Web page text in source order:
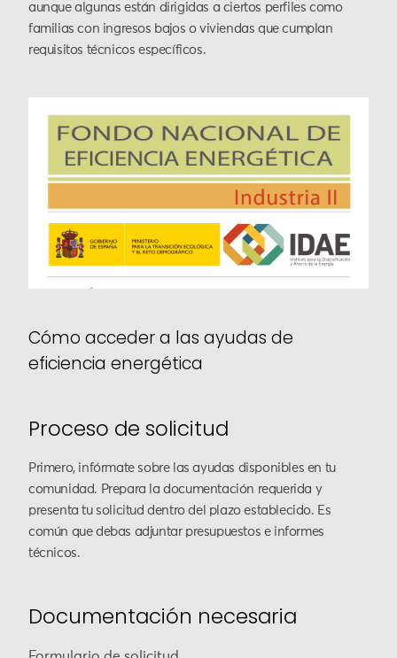
aunque algunas están dirigidas a ciertos perfiles como
familias con ingresos bajos o viviendas que cumplan
requisitos técnicos específicos.
Cómo acceder a las ayudas de
eficiencia energética
Proceso de solicitud
Primero, infórmate sobre las ayudas disponibles en tu
comunidad. Prepara la documentación requerida y
presenta tu solicitud dentro del plazo establecido. Es
común que debas adjuntar presupuestos e informes
técnicos.
Documentación necesaria